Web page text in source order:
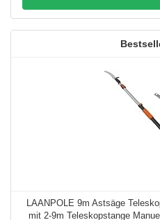
LAANPOLE 9m Astsäge
mit 2-9m Teleskopstange